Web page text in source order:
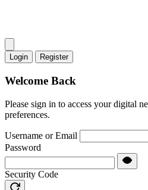
Login Register
Welcome Back
Please sign in to access your digital
preferences.
Username or Email
Password
Security Code